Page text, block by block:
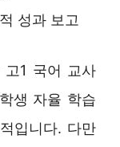
성과 보고
고1 국어 교사
생 자율 학습
입니다. 다만